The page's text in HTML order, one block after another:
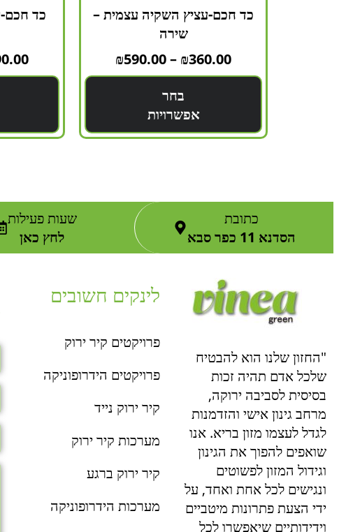
כד חכם-עציץ השקיה עצמית –
שירה
₪360.00
–
₪590.00
בחר
אפשרויות
כד
כתובת
הסדנא 11 כפר סבא
שעות פעילות
לחץ כאן
"החזון שלנו הוא להבטיח
שלכל אדם תהיה זכות
בסיסית לסביבה ירוקה,
מרחב גינון אישי והזדמנות
לגדל לעצמו מזון בריא. אנו
שואפים להפוך את הגינון
וגידול המזון לפשוטים
ונגישים לכל אחת ואחד, על
ידי הצעת פתרונות מיטביים
וידידותיים שיאפשרו לכל
לינקים חשובים
פרויקטים קיר ירוק
פרויקטים הידרופוניקה
קיר ירוק נייד
מערכות קיר ירוק
קיר ירוק ברגע
מערכות הידרופוניקה